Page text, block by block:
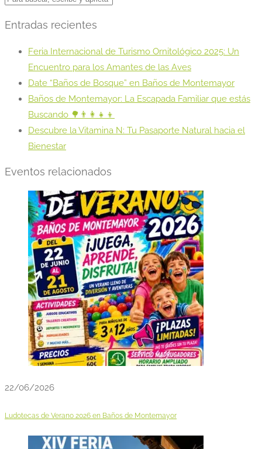
Entradas recientes
Feria Internacional de Turismo Ornitológico 2025: Un
Encuentro para los Amantes de las Aves
Date “Baños de Bosque” en Baños de Montemayor
Baños de Montemayor: La Escapada Familiar que estás
Buscando 🌳👨‍👩‍👧‍👦
Descubre la Vitamina N: Tu Pasaporte Natural hacia el
Bienestar
Eventos relacionados
22/06/2026
Ludotecas de Verano 2026 en Baños de Montemayor